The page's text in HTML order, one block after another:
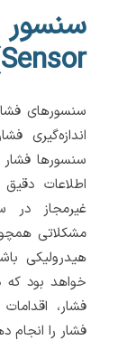
Sensor)
سنسورهای
اندازه‌گیری
سنسورها
اطلاعات
غیرمجاز در
مشکلاتی
هیدرولیکی
خواهد بود که
فشار،
فشار را